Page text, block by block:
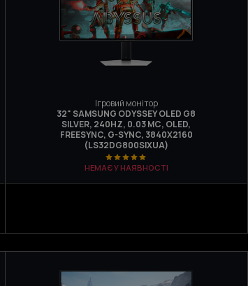
Ігровий монітор
32" SAMSUNG ODYSSEY OLED G8
SILVER, 240HZ, 0.03 МС, OLED,
FREESYNC, G-SYNC, 3840Х2160
(LS32DG800SIXUA)
НЕМАЄ У НАЯВНОСТІ